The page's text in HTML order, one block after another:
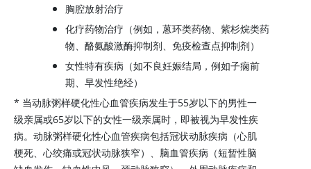
胸腔放射治疗
化疗药物治疗（例如，蒽环类药物、紫杉烷类药
物、酪氨酸激酶抑制剂、免疫检查点抑制剂）
女性特有疾病（如不良妊娠结局，例如子痫前
期、早发性绝经）
* 当动脉粥样硬化性心血管疾病发生于55岁以下的男性一
级亲属或65岁以下的女性一级亲属时，即被视为早发性疾
病。动脉粥样硬化性心血管疾病包括冠状动脉疾病（心肌
梗死、心绞痛或冠状动脉狭窄）、脑血管疾病（短暂性脑